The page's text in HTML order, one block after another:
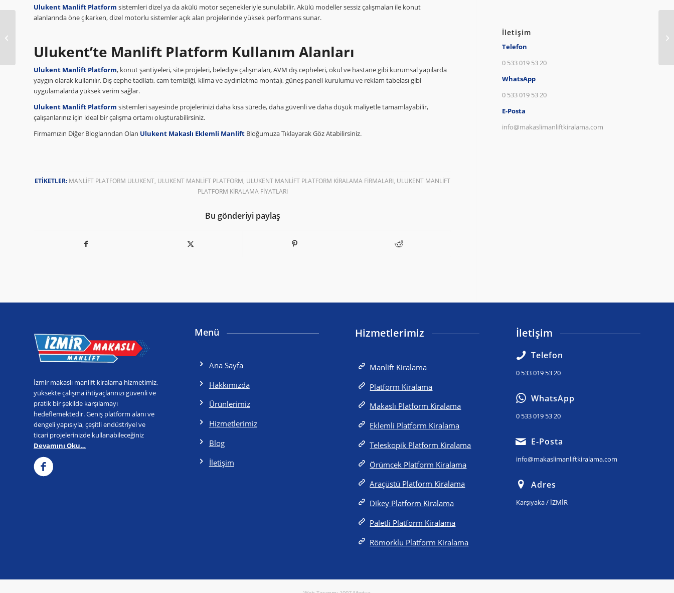
Ulukent Manlift Platform sistemleri dizel ya da akülü motor seçenekleriyle sunulabilir. Akülü modeller sessiz çalışmaları ile konut
alanlarında öne çıkarken, dizel motorlu sistemler açık alan projelerinde yüksek performans sunar.
Ulukent’te Manlift Platform Kullanım Alanları
Ulukent Manlift Platform, konut şantiyeleri, site projeleri, belediye çalışmaları, AVM dış cepheleri, okul ve hastane gibi kurumsal yapılarda
yaygın olarak kullanılır. Dış cephe tadilatı, cam temizliği, klima ve aydınlatma montajı, güneş paneli kurulumu ve reklam tabelası gibi
uygulamalarda yüksek verim sağlar.
Ulukent Manlift Platform sistemleri sayesinde projelerinizi daha kısa sürede, daha güvenli ve daha düşük maliyetle tamamlayabilir,
çalışanlarınız için ideal bir çalışma ortamı oluşturabilirsiniz.
Firmamızın Diğer Bloglarından Olan Ulukent Makaslı Eklemli Manlift Bloğumuza Tıklayarak Göz Atabilirsiniz.
ETIKETLER: MANLIFT PLATFORM ULUKENT ULUKENT MANLIFT PLATFORM ULUKENT MANLIFT PLATFORM KIRALAMA FIRMALARI ULUKENT MANLIFT
PLATFORM KIRALAMA FIYATLARI
Bu gönderiyi paylaş
İletişim
Telefon
0 533 019 53 20
WhatsApp
0 533 019 53 20
E-Posta
info@makaslimanliftkiralama.com
İzmir makaslı manlift kiralama hizmetimiz,
yüksekte çalışma ihtiyaçlarınızı güvenli ve
pratik bir şekilde karşılamayı
hedeflemektedir. Geniş platform alanı ve
dengeli yapısıyla, çeşitli endüstriyel ve
ticari projelerinizde kullanabileceğiniz
Devamını Oku…
Menü
Ana Sayfa
Hakkımızda
Ürünlerimiz
Hizmetlerimiz
Blog
İletişim
Hizmetlerimiz
Manlift Kiralama
Platform Kiralama
Makaslı Platform Kiralama
Eklemli Platform Kiralama
Teleskopik Platform Kiralama
Örümcek Platform Kiralama
Araçüstü Platform Kiralama
Dikey Platform Kiralama
Paletli Platform Kiralama
Römorklu Platform Kiralama
İletişim
Telefon
0 533 019 53 20
WhatsApp
0 533 019 53 20
E-Posta
info@makaslimanliftkiralama.com
Adres
Karşıyaka / İZMİR